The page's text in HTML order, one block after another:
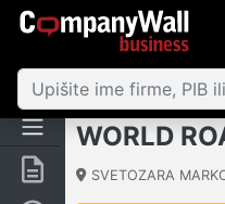
Rezime
WORLD
SVETOZARA